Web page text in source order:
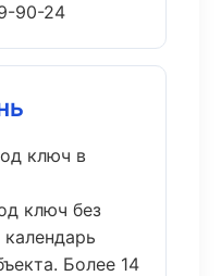
90-24
ключ в
ключ без
Более 14